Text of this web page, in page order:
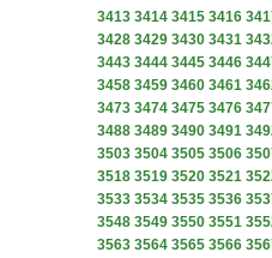
3413 3414 3415 3416
3428 3429 3430 3431
3443 3444 3445 3446
3458 3459 3460 3461
3473 3474 3475 3476
3488 3489 3490 3491
3503 3504 3505 3506
3518 3519 3520 3521
3533 3534 3535 3536
3548 3549 3550 3551
3563 3564 3565 3566